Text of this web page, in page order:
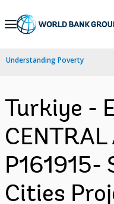
Skip
Navigation
Understanding Poverty
Turkiye -
CENTRAL
P161915-
Cities